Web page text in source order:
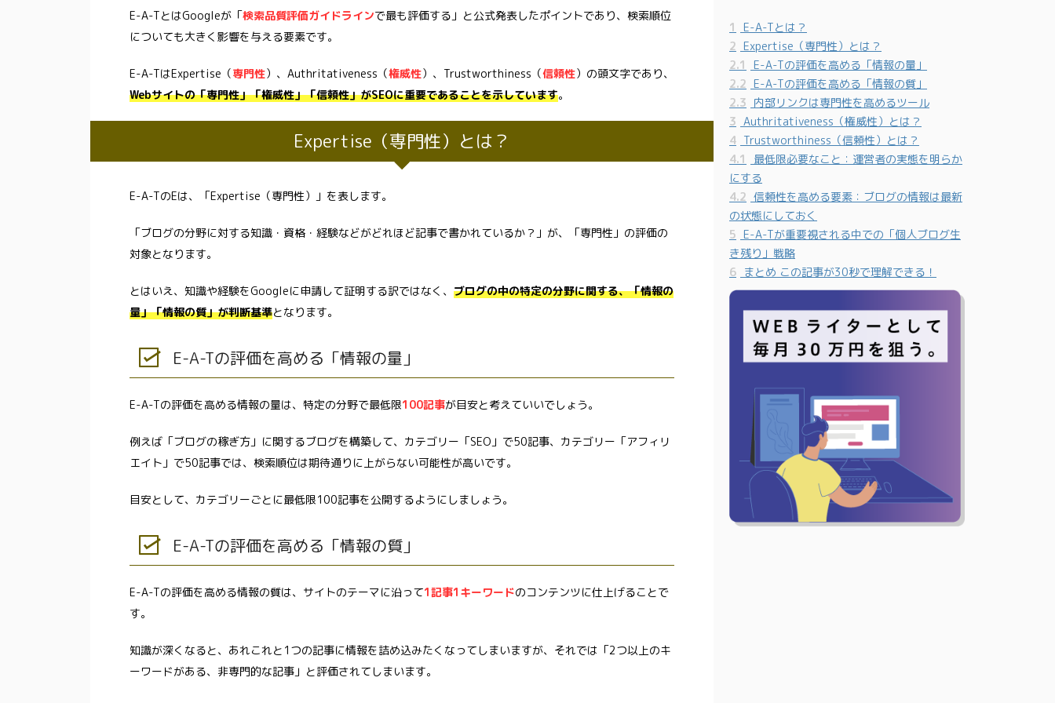
E-A-TとはGoogleが「検索品質評価ガイドラインで最も評価する」と公式発表したポイントであり、検索順位
についても大きく影響を与える要素です。
E-A-TはExpertise（専門性）、Authritativeness（権威性）、Trustworthiness（信頼性）の頭文字であり、
Webサイトの「専門性」「権威性」「信頼性」がSEOに重要であることを示しています。
Expertise（専門性）とは？
E-A-TのEは、「Expertise（専門性）」を表します。
「ブログの分野に対する知識・資格・経験などがどれほど記事で書かれているか？」が、「専門性」の評価の
対象となります。
とはいえ、知識や経験をGoogleに申請して証明する訳ではなく、 ブログの中の特定の分野に関する、「情報の
量」「情報の質」が判断基準となります。
E-A-Tの評価を高める「情報の量」
E-A-Tの評価を高める情報の量は、特定の分野で最低限100記事が目安と考えていいでしょう。
例えば「ブログの稼ぎ方」に関するブログを構築して、カテゴリー「SEO」で50記事、カテゴリー「アフィリ
エイト」で50記事では、検索順位は期待通りに上がらない可能性が高いです。
目安として、カテゴリーごとに最低限100記事を公開するようにしましょう。
E-A-Tの評価を高める「情報の質」
E-A-Tの評価を高める情報の質は、サイトのテーマに沿って1記事1キーワードのコンテンツに仕上げることで
す。
知識が深くなると、あれこれと1つの記事に情報を詰め込みたくなってしまいますが、それでは「2つ以上のキ
ーワードがある、非専門的な記事」と評価されてしまいます。
1
E-A-Tとは？
2 Expertise（専門性）とは？
2.1
E-A-Tの評価を高める「情報の量」
2.2 E-A-Tの評価を高める「情報の質」
2.3 内部リンクは専門性を高めるツール
3 Authritativeness（権威性）とは？
4 Trustworthiness（信頼性）とは？
4.1
最低限必要なこと：運営者の実態を明らか
にする
4.2 信頼性を高める要素：ブログの情報は最新
の状態にしておく
5 E-A-Tが重要視される中での「個人ブログ生
き残り」戦略
6 まとめ この記事が30秒で理解できる！